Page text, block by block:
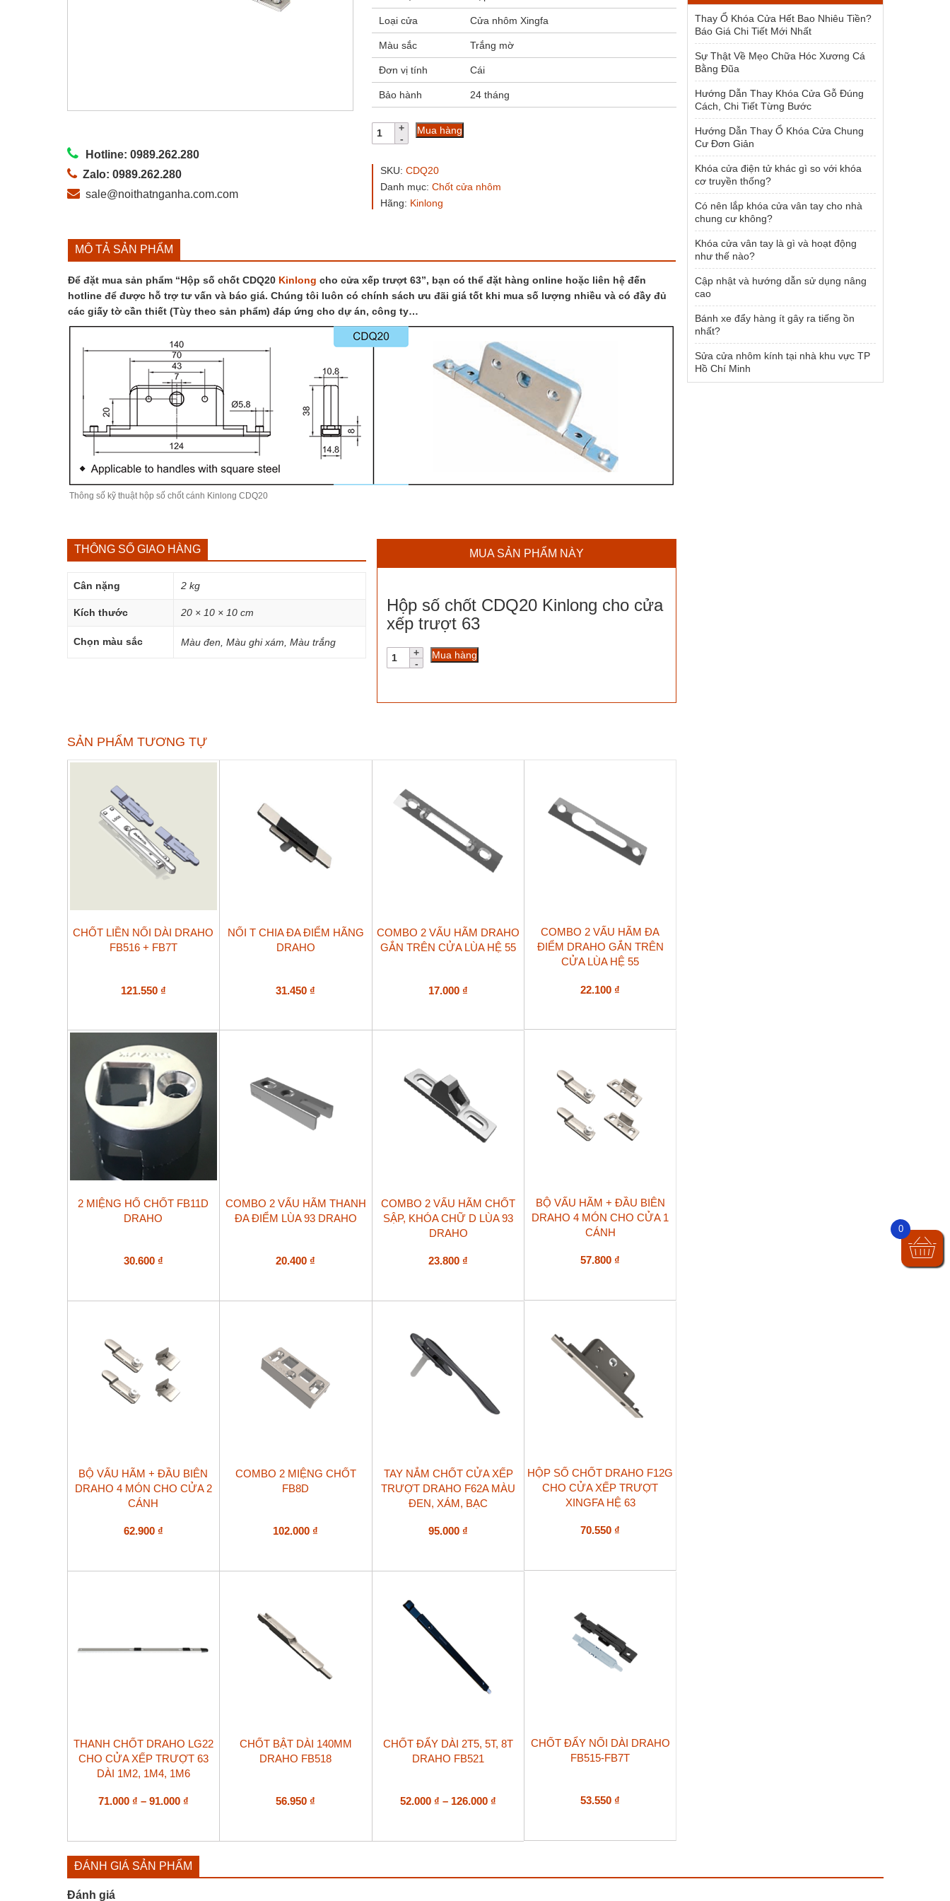
Hotline: 0989.262.280
Zalo: 0989.262.280
sale@noithatnganha.com.com
Loại cửa Cửa nhôm Xingfa
Màu sắc Trắng mờ
Đơn vị tính Cái
Bảo hành 24 tháng
Hộp
CDQ20
cho
cửa
Mua hàng
SKU: CDQ20
Danh mục: Chốt cửa nhôm
Hãng: Kinlong
MÔ TẢ SẢN PHẨM
Để đặt mua sản phẩm “Hộp số chốt CDQ20 Kinlong cho cửa xếp trượt 63”, bạn có thể đặt hàng online hoặc liên hệ đến
hotline để được hỗ trợ tư vấn và báo giá. Chúng tôi luôn có chính sách ưu đãi giá tốt khi mua số lượng nhiều và có đầy đủ
các giấy tờ cần thiết (Tùy theo sản phẩm) đáp ứng cho dự án, công ty…
Thông số kỹ thuật hộp số chốt cánh Kinlong CDQ20
THÔNG SỐ GIAO HÀNG
Cân nặng 2 kg
Kích thước 20 × 10 × 10 cm
Chọn màu sắc Màu đen, Màu ghi xám, Màu trắng
MUA SẢN PHẨM NÀY
Hộp số chốt CDQ20 Kinlong cho cửa
xếp trượt 63
Hộp
số
Kinlong
lượng
Mua hàng
SẢN PHẨM TƯƠNG TỰ
CHỐT LIỀN NỐI DÀI DRAHO
FB516 + FB7T
121.550 ₫
NỐI T CHIA ĐA ĐIỂM HÃNG
DRAHO
31.450 ₫
COMBO 2 VẤU HÃM DRAHO
GẮN TRÊN CỬA LÙA HỆ 55
17.000 ₫
COMBO 2 VẤU HÃM ĐA
ĐIỂM DRAHO GẮN TRÊN
CỬA LÙA HỆ 55
22.100 ₫
2 MIỆNG HỐ CHỐT FB11D
DRAHO
30.600 ₫
COMBO 2 VẤU HÃM THANH
ĐA ĐIỂM LÙA 93 DRAHO
20.400 ₫
COMBO 2 VẤU HÃM CHỐT
SẬP, KHÓA CHỮ D LÙA 93
DRAHO
23.800 ₫
BỘ VẤU HÃM + ĐẦU BIÊN
DRAHO 4 MÓN CHO CỬA 1
CÁNH
57.800 ₫
BỘ VẤU HÃM + ĐẦU BIÊN
DRAHO 4 MÓN CHO CỬA 2
CÁNH
62.900 ₫
COMBO 2 MIỆNG CHỐT
FB8D
102.000 ₫
phẩm
này
TAY NẮM CHỐT CỬA XẾP
TRƯỢT DRAHO F62A MÀU
ĐEN, XÁM, BẠC
95.000 ₫
HỘP SỐ CHỐT DRAHO F12G
CHO CỬA XẾP TRƯỢT
XINGFA HỆ 63
70.550 ₫
phẩm
này
tùy
có
thể
được
THANH CHỐT DRAHO LG22
CHO CỬA XẾP TRƯỢT 63
DÀI 1M2, 1M4, 1M6
71.000 ₫ – 91.000 ₫Khoảng
71.000 ₫
đến
91.000 ₫
CHỐT BẬT DÀI 140MM
DRAHO FB518
56.950 ₫
phẩm
tùy
thể
CHỐT ĐẨY DÀI 2T5, 5T, 8T
DRAHO FB521
52.000 ₫ – 126.000 ₫
52.000 ₫
CHỐT ĐẨY NỐI DÀI DRAHO
FB515-FB7T
53.550 ₫
1.954.000 ₫.
Thay Ổ Khóa Cửa Hết Bao Nhiêu Tiền?
Báo Giá Chi Tiết Mới Nhất
Sự Thật Về Mẹo Chữa Hóc Xương Cá
Bằng Đũa
Hướng Dẫn Thay Khóa Cửa Gỗ Đúng
Cách, Chi Tiết Từng Bước
Hướng Dẫn Thay Ổ Khóa Cửa Chung
Cư Đơn Giản
Khóa cửa điện tử khác gì so với khóa
cơ truyền thống?
Có nên lắp khóa cửa vân tay cho nhà
chung cư không?
Khóa cửa vân tay là gì và hoạt động
như thế nào?
Cập nhật và hướng dẫn sử dụng nâng
cao
Bánh xe đẩy hàng ít gây ra tiếng ồn
nhất?
Sửa cửa nhôm kính tại nhà khu vực TP
Hồ Chí Minh
ĐÁNH GIÁ SẢN PHẨM
Đánh giá
0